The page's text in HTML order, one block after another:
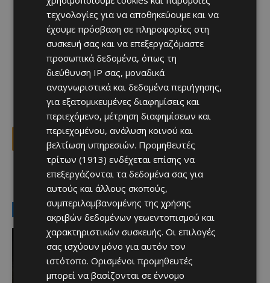
Facebook
LATEST NEWS
Aφιερώματα
Οι λαγοκέφαλοι μας απειλούν!
-
τεχνολογίες για να αποθηκεύουμε και να
έχουμε πρόσβαση σε πληροφορίες στη
συσκευή σας και να επεξεργαζόμαστε
προσωπικά δεδομένα, όπως τη
διεύθυνση IP σας, μοναδικά
αναγνωριστικά και δεδομένα περιήγησης,
για εξατομικευμένες διαφημίσεις και
περιεχόμενο, μέτρηση διαφημίσεων και
περιεχομένου, ανάλυση κοινού και
βελτίωση υπηρεσιών. Προμηθευτές
τρίτων (1913) ενδέχεται επίσης να
επεξεργάζονται τα δεδομένα σας για
αυτούς και άλλους σκοπούς,
συμπεριλαμβανομένης της χρήσης
ακριβών δεδομένων γεωεντοπισμού και
χαρακτηριστικών συσκευής. Οι επιλογές
σας ισχύουν μόνο για αυτόν τον
ιστότοπο. Ορισμένοι προμηθευτές
μπορεί να βασίζονται σε έννομο